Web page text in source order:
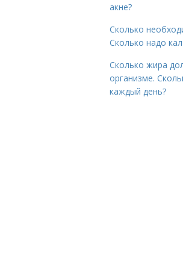
акне?
Сколько
Сколько надо
Сколько жира
организме.
каждый день?